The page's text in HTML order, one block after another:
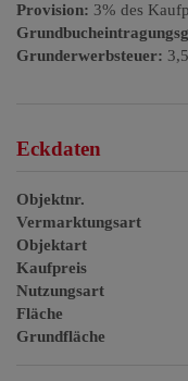
Provision: 3% des
Grunderwerbsteuer:
Eckdaten
Objektnr.
Vermarktungsart
Objektart
Kaufpreis
Nutzungsart
Fläche
Grundfläche